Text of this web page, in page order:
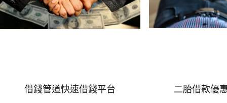
借錢管道快速借錢平台‎ 二胎借款優